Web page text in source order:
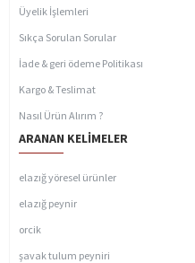
Üyelik İşlemleri
Sıkça Sorulan Sorular
İade & geri ödeme Politikası
Kargo & Teslimat
Nasıl Ürün Alırım ?
ARANAN KELIMELER
elazığ yöresel ürünler
elazığ peynir
orcik
şavak tulum peyniri